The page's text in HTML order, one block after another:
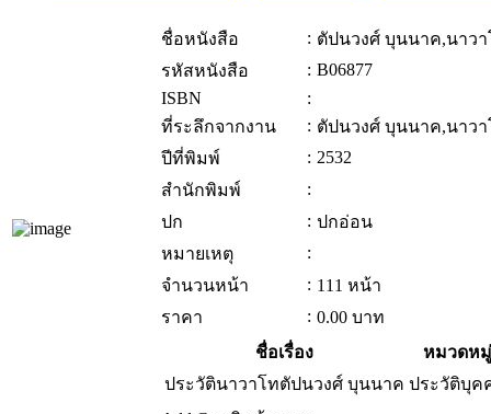
ชื่อหนังสือ : ตัปนวงศ์ บุนนาค,นาว
รหัสหนังสือ
: B06877
ISBN
:
ที่ระลึกจากงาน
: ตัปนวงศ์ บุนนาค,นาว
ปีที่พิมพ์
: 2532
สำนักพิมพ์
:
ปก
: ปกอ่อน
หมายเหตุ
:
จำนวนหน้า
: 111 หน้า
ราคา
: 0.00 บาท
ชื่อเรื่อง
หมวดหมู่
ประวัตินาวาโทตัปนวงศ์ บุนนาค ประวัติบุค